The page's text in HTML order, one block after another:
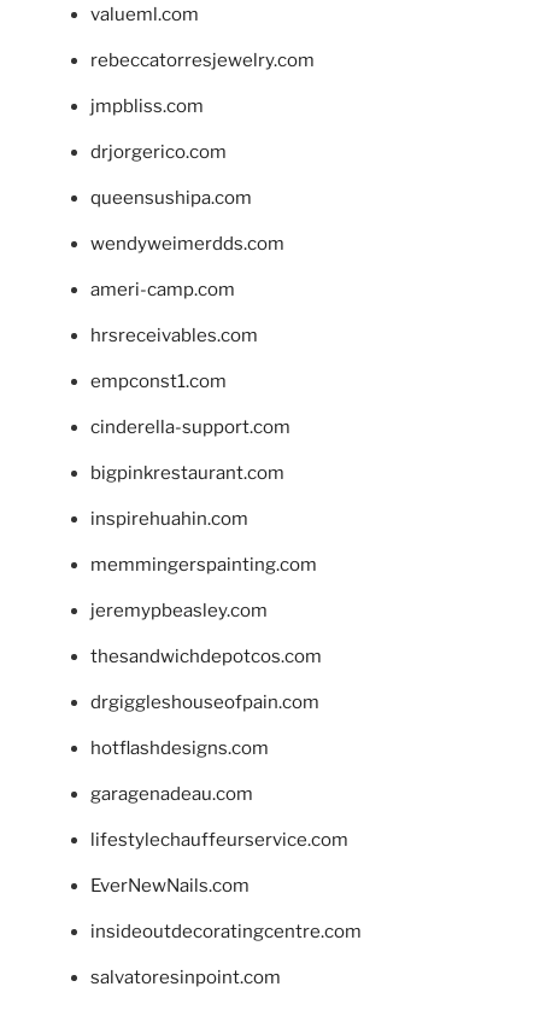
valueml.com
rebeccatorresjewelry.com
jmpbliss.com
drjorgerico.com
queensushipa.com
wendyweimerdds.com
ameri-camp.com
hrsreceivables.com
empconst1.com
cinderella-support.com
bigpinkrestaurant.com
inspirehuahin.com
memmingerspainting.com
jeremypbeasley.com
thesandwichdepotcos.com
drgiggleshouseofpain.com
hotflashdesigns.com
garagenadeau.com
lifestylechauffeurservice.com
EverNewNails.com
insideoutdecoratingcentre.com
salvatoresinpoint.com